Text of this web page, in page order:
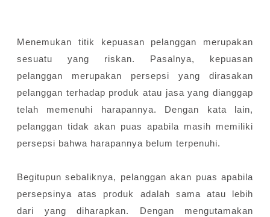
Menemukan titik kepuasan pelanggan merupakan
sesuatu yang riskan. Pasalnya, kepuasan
pelanggan merupakan persepsi yang dirasakan
pelanggan terhadap produk atau jasa yang dianggap
telah memenuhi harapannya. Dengan kata lain,
pelanggan tidak akan puas apabila masih memiliki
persepsi bahwa harapannya belum terpenuhi.
Begitupun sebaliknya, pelanggan akan puas apabila
persepsinya atas produk adalah sama atau lebih
dari yang diharapkan. Dengan mengutamakan